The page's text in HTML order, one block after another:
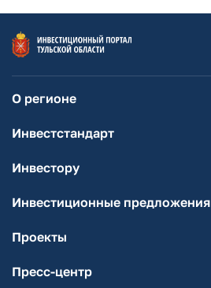
О регионе
Инвестстандарт
Инвестору
Инвестиционные предложения
Проекты
Пресс-центр